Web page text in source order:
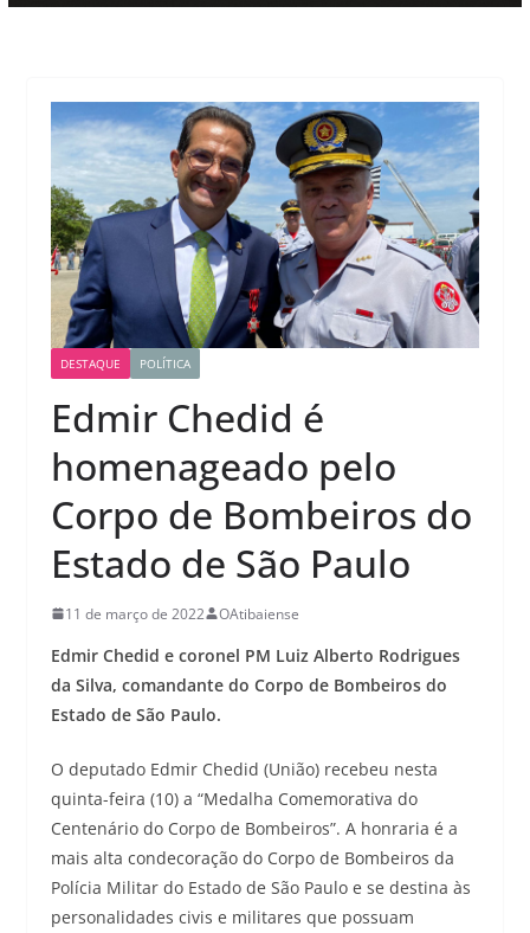
DESTAQUE POLÍTICA
Edmir Chedid é
homenageado pelo
Corpo de Bombeiros do
Estado de São Paulo
11 de março de 2022 OAtibaiense
Edmir Chedid e coronel PM Luiz Alberto Rodrigues
da Silva, comandante do Corpo de Bombeiros do
Estado de São Paulo.
O deputado Edmir Chedid (União) recebeu nesta
quinta-feira (10) a “Medalha Comemorativa do
Centenário do Corpo de Bombeiros”. A honraria é a
mais alta condecoração do Corpo de Bombeiros da
Polícia Militar do Estado de São Paulo e se destina às
personalidades civis e militares que possuam